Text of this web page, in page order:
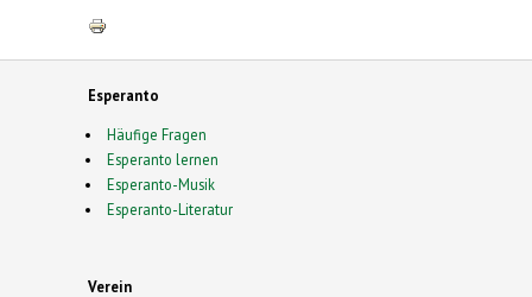
Esperanto
Häufige Fragen
Esperanto lernen
Esperanto-Musik
Esperanto-Literatur
Verein